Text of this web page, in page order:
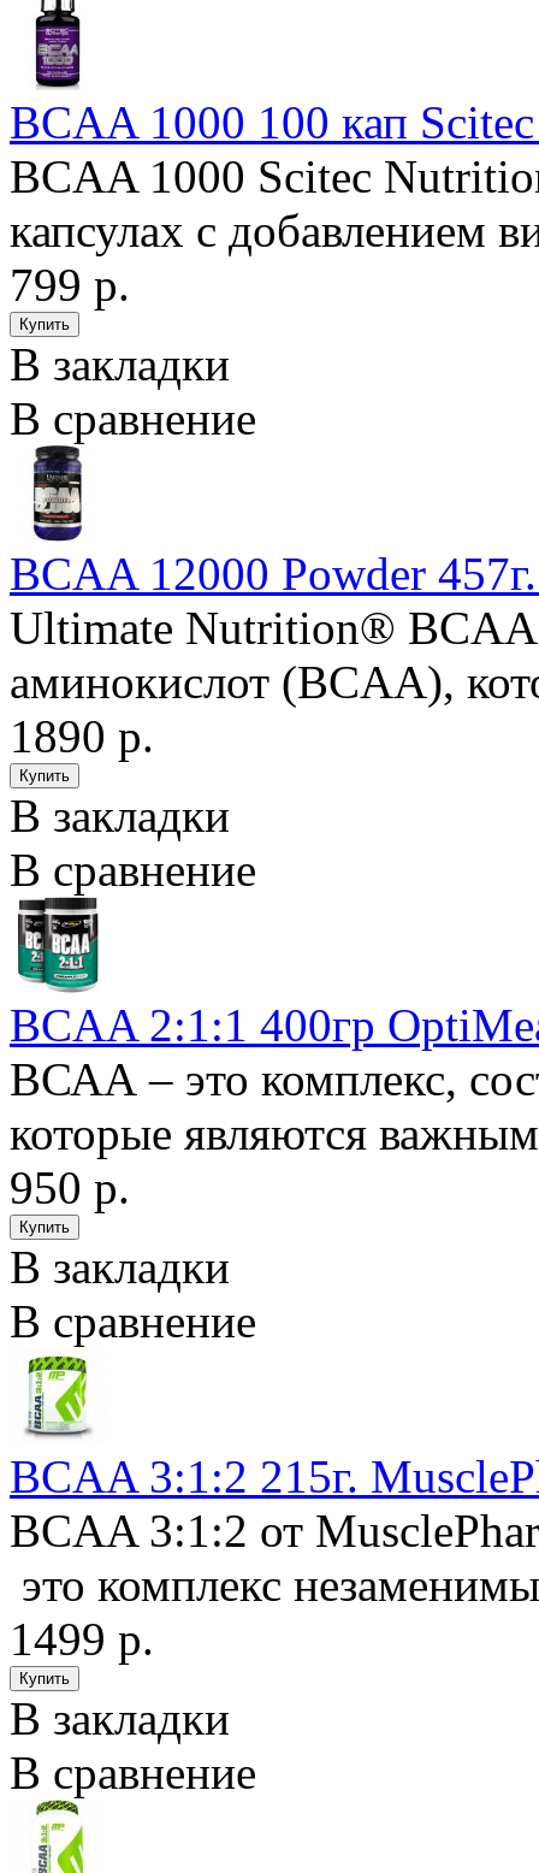
BCAA 1000 100 кап
BCAA 1000 Scitec
капсулах с добавлением
799 р.
В закладки
В сравнение
BCAA 12000 Powder
Ultimate Nutrition® BCAA
аминокислот (BCAA),
1890 р.
В закладки
В сравнение
BCAA 2:1:1 400гр
ВСАА – это комплекс,
которые являются
950 р.
В закладки
В сравнение
BCAA 3:1:2 215г.
BCAA 3:1:2 от
это комплекс
1499 р.
В закладки
В сравнение